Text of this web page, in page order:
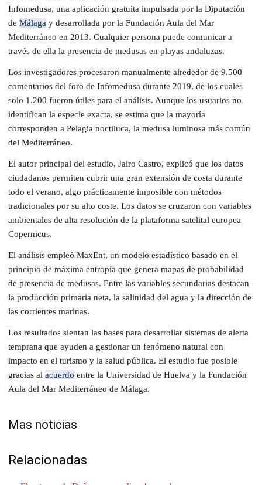
Infomedusa, una aplicación gratuita impulsada por la Diputación
de Málaga y desarrollada por la Fundación Aula del Mar
Mediterráneo en 2013. Cualquier persona puede comunicar a
través de ella la presencia de medusas en playas andaluzas.
Los investigadores procesaron manualmente alrededor de 9.500
comentarios del foro de Infomedusa durante 2019, de los cuales
solo 1.200 fueron útiles para el análisis. Aunque los usuarios no
identifican la especie exacta, se estima que la mayoría
corresponden a Pelagia noctiluca, la medusa luminosa más común
del Mediterráneo.
El autor principal del estudio, Jairo Castro, explicó que los datos
ciudadanos permiten cubrir una gran extensión de costa durante
todo el verano, algo prácticamente imposible con métodos
tradicionales por su alto coste. Los datos se cruzaron con variables
ambientales de alta resolución de la plataforma satelital europea
Copernicus.
El análisis empleó MaxEnt, un modelo estadístico basado en el
principio de máxima entropía que genera mapas de probabilidad
de presencia de medusas. Entre las variables secundarias destacan
la producción primaria neta, la salinidad del agua y la dirección de
las corrientes marinas.
Los resultados sientan las bases para desarrollar sistemas de alerta
temprana que ayuden a gestionar un fenómeno natural con
impacto en el turismo y la salud pública. El estudio fue posible
gracias al acuerdo entre la Universidad de Huelva y la Fundación
Aula del Mar Mediterráneo de Málaga.
Mas noticias
Relacionadas